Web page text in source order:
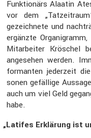
Funktio­närs Alaatin
vor dem
gezeich­nete und
ergänzte
Mitar­beiter Kröschel
angesehen werden.
for­manten jeder­zeit
sonen gefäl­lige
auch um viel Geld
habe.
„Latifes Erklä­rung ist